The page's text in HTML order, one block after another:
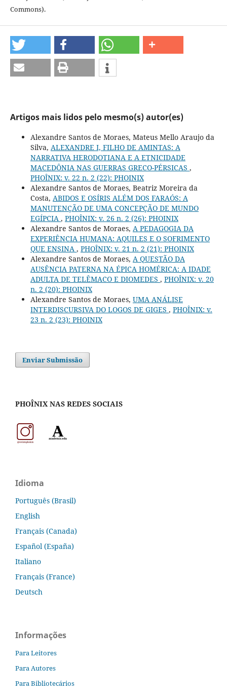
Commons).
Artigos mais lidos pelo mesmo(s) autor(es)
Alexandre Santos de Moraes, Mateus Mello Araujo da
Silva, ALEXANDRE I, FILHO DE AMINTAS: A
NARRATIVA HERODOTIANA E A ETNICIDADE
MACEDÔNIA NAS GUERRAS GRECO-PÉRSICAS ,
PHOÎNIX: v. 22 n. 2 (22): PHOINIX
Alexandre Santos de Moraes, Beatriz Moreira da
Costa, ABIDOS E OSÍRIS ALÉM DOS FARAÓS: A
MANUTENÇÃO DE UMA CONCEPÇÃO DE MUNDO
EGÍPCIA , PHOÎNIX: v. 26 n. 2 (26): PHOINIX
Alexandre Santos de Moraes, A PEDAGOGIA DA
EXPERIÊNCIA HUMANA: AQUILES E O SOFRIMENTO
QUE ENSINA , PHOÎNIX: v. 21 n. 2 (21): PHOINIX
Alexandre Santos de Moraes, A QUESTÃO DA
AUSÊNCIA PATERNA NA ÉPICA HOMÉRICA: A IDADE
ADULTA DE TELÊMACO E DIOMEDES , PHOÎNIX: v. 20
n. 2 (20): PHOINIX
Alexandre Santos de Moraes, UMA ANÁLISE
INTERDISCURSIVA DO LOGOS DE GIGES , PHOÎNIX: v.
23 n. 2 (23): PHOINIX
Enviar Submissão
PHOÎNIX NAS REDES SOCIAIS
Idioma
Português (Brasil)
English
Français (Canada)
Español (España)
Italiano
Français (France)
Deutsch
Informações
Para Leitores
Para Autores
Para Bibliotecários